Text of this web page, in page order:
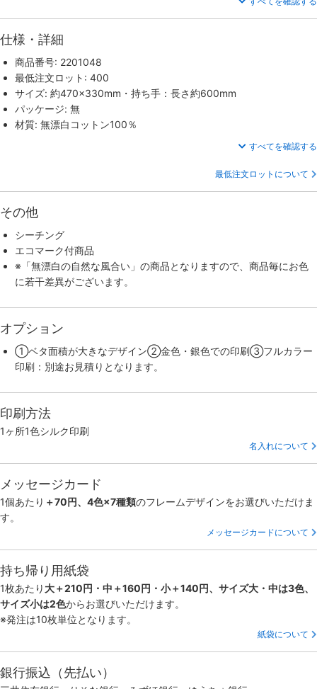
仕様・詳細
商品番号: 2201048
最低注文ロット: 400
サイズ: 約470×330mm・持ち手：長さ約600mm
パッケージ: 無
材質: 無漂白コットン100％
すべてを確認する
最低注文ロットについて
その他
シーチング
エコマーク付商品
※「無漂白の自然な風合い」の商品となりますので、商品毎にお色
に若干差異がございます。
オプション
①ベタ面積が大きなデザイン②金色・銀色での印刷③フルカラー
印刷：別途お見積りとなります。
印刷方法
1ヶ所1色シルク印刷
名入れについて
メッセージカード
1個あたり ＋70円、4色×7種類のフレームデザインをお選びいただけま
す。
メッセージカードについて
持ち帰り用紙袋
1枚あたり 大＋210円・中＋160円・小＋140円、サイズ大・中は3色、
サイズ小は2色からお選びいただけます。
※発注は10枚単位となります。
紙袋について
銀行振込（先払い）